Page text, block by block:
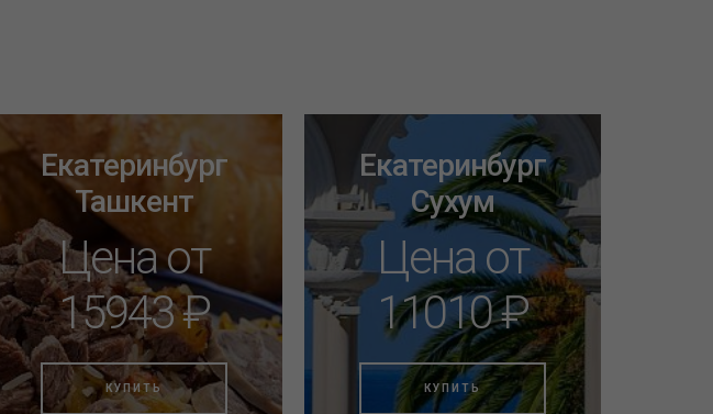
Екатеринбург
Ташкент
Цена от
15943 ₽
КУПИТЬ
Екатеринбург
Сухум
Цена от
11010 ₽
КУПИТЬ